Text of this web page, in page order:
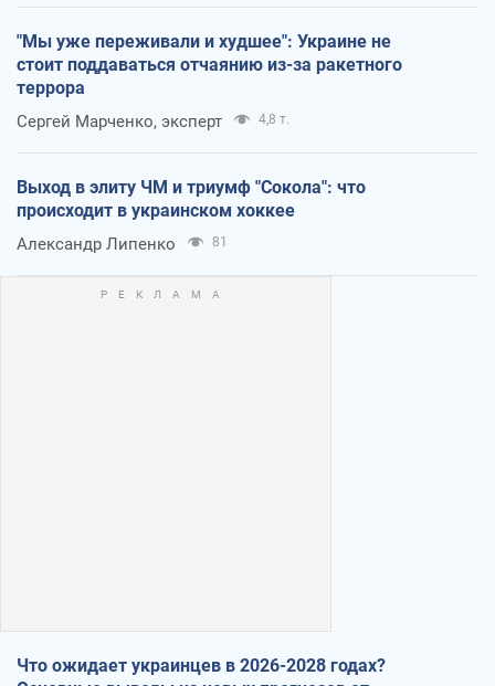
"Мы уже переживали и худшее": Украине не
стоит поддаваться отчаянию из-за ракетного
террора
Сергей Марченко, эксперт 4,8 т.
Выход в элиту ЧМ и триумф "Сокола": что
происходит в украинском хоккее
Александр Липенко 81
Что ожидает украинцев в 2026-2028 годах?